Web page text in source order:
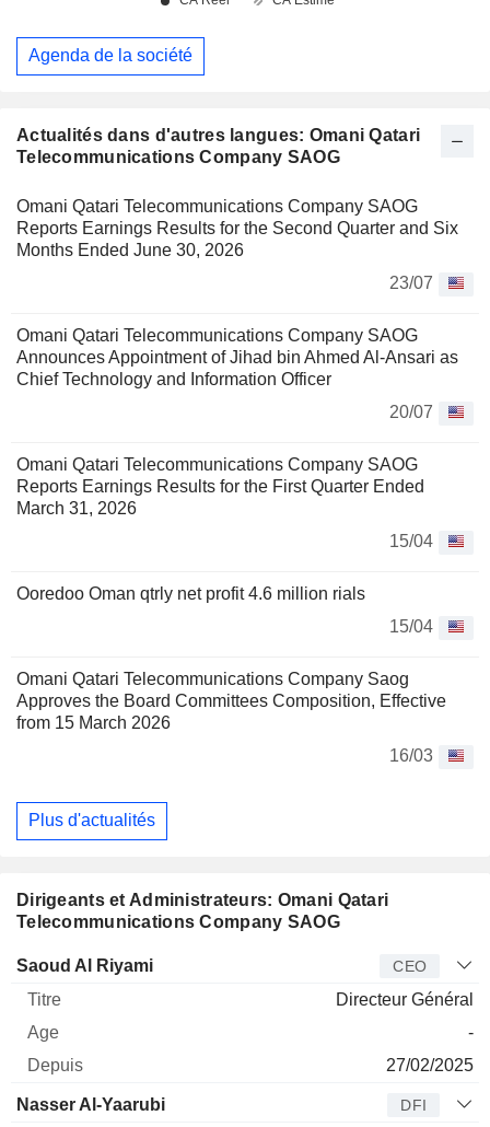
Actualités dans d'autres langues: Omani Qatari
Telecommunications Company SAOG
Omani Qatari Telecommunications Company SAOG
Reports Earnings Results for the Second Quarter and Six
Months Ended June 30, 2026
23/07
Omani Qatari Telecommunications Company SAOG
Announces Appointment of Jihad bin Ahmed Al-Ansari as
Chief Technology and Information Officer
20/07
Omani Qatari Telecommunications Company SAOG
Reports Earnings Results for the First Quarter Ended
March 31, 2026
15/04
Ooredoo Oman qtrly net profit 4.6 million rials
15/04
Omani Qatari Telecommunications Company Saog
Approves the Board Committees Composition, Effective
from 15 March 2026
16/03
Plus d'actualités
Dirigeants et Administrateurs: Omani Qatari
Telecommunications Company SAOG
Dirigeant Titre Age
Saoud Al Riyami CEO
Directeur Général
-
27/02/2025
Nasser Al-Yaarubi DFI
Agenda de la société